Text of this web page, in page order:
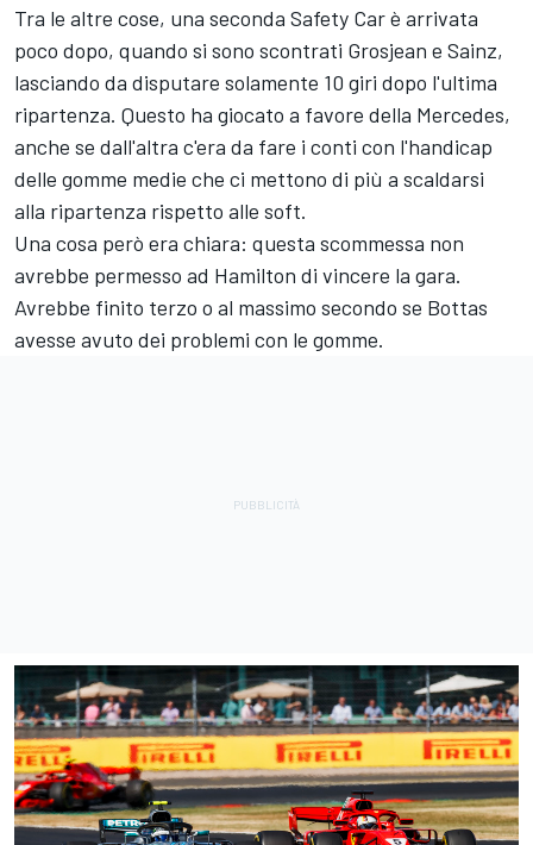
Tra le altre cose, una seconda Safety Car è arrivata
poco dopo, quando si sono scontrati Grosjean e Sainz,
lasciando da disputare solamente 10 giri dopo l'ultima
ripartenza. Questo ha giocato a favore della Mercedes,
anche se dall'altra c'era da fare i conti con l'handicap
delle gomme medie che ci mettono di più a scaldarsi
alla ripartenza rispetto alle soft.
Una cosa però era chiara: questa scommessa non
avrebbe permesso ad Hamilton di vincere la gara.
Avrebbe finito terzo o al massimo secondo se Bottas
avesse avuto dei problemi con le gomme.